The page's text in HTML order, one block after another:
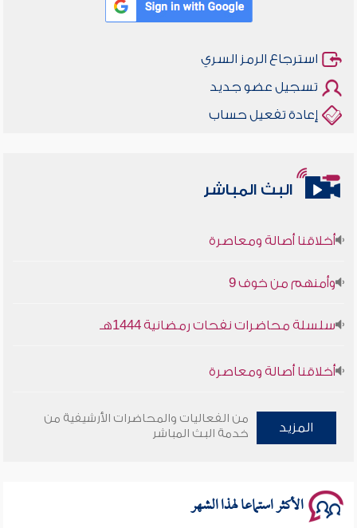
استرجاع الرمز السري
تسجيل عضو جديد
إعادة تفعيل حساب
البث المباشر
أخلاقنا أصالة ومعاصرة
وأمنهم من خوف 9
أخلاقنا أصالة ومعاصرة
سلسلة محاضرات نفحات رمضانية 1444هـ
المزيد
من الفعاليات والمحاضرات الأرشيفية من
خدمة البث المباشر
الأكثر استماعا لهذا الشهر